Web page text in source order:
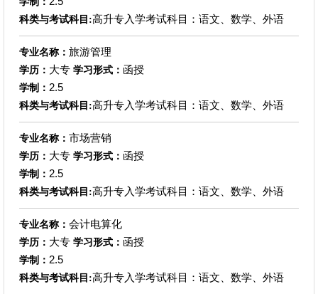
科类与考试科目:高升专入学考试科目：语文、数学、外语
专业名称： 旅游管理
学历： 大专 学习形式： 函授
学制： 2.5
科类与考试科目:高升专入学考试科目：语文、数学、外语
专业名称： 市场营销
学历： 大专 学习形式： 函授
学制： 2.5
科类与考试科目:高升专入学考试科目：语文、数学、外语
专业名称： 会计电算化
学历： 大专 学习形式： 函授
学制： 2.5
科类与考试科目:高升专入学考试科目：语文、数学、外语